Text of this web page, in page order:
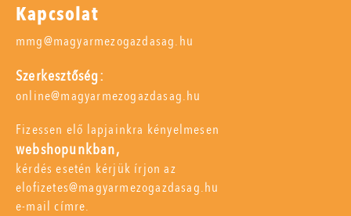
Kapcsolat
mmg@magyarmezogazdasag.hu
Szerkesztőség:
online@magyarmezogazdasag.hu
Fizessen elő lapjainkra kényelmesen
webshopunkban,
kérdés esetén kérjük írjon az
elofizetes@magyarmezogazdasag.hu
e-mail címre.